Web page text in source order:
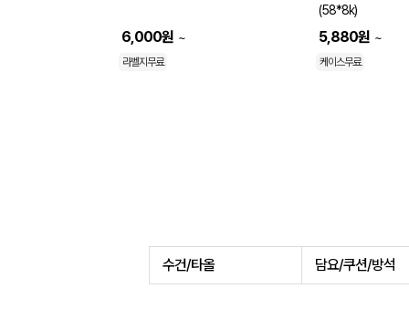
6,000원 ~
라벨지무료
(58*8k)
5,880원 ~
케이스무료
수건/타올 담요/쿠션/방석